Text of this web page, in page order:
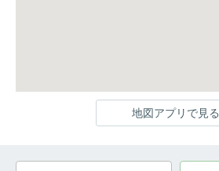
地図アプリで見る